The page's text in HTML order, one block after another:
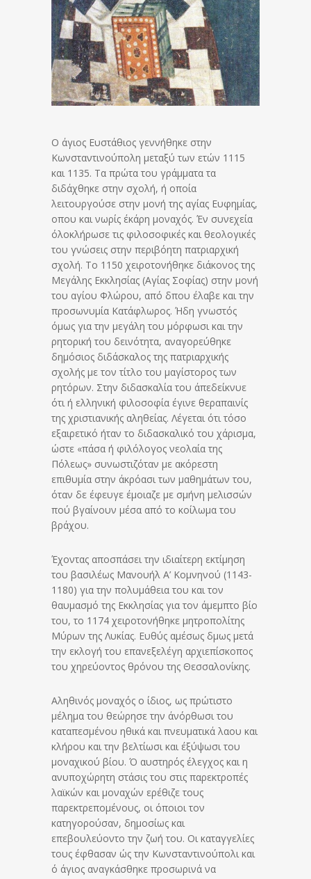
Ο άγιος Ευστάθιος γεννήθηκε στην
Κωνσταντινούπολη μεταξύ των ετών 1115
και 1135. Τα πρώτα του γράμματα τα
διδάχθηκε στην σχολή, ή οποία
λειτουργούσε στην μονή της αγίας Ευφημίας,
οπου και νωρίς έκάρη μοναχός. Έν συνεχεία
όλοκλήρωσε τις φιλοσοφικές και θεολογικές
του γνώσεις στην περιβόητη πατριαρχική
σχολή. Το 1150 χειροτονήθηκε διάκονος της
Μεγάλης Εκκλησίας (Αγίας Σοφίας) στην μονή
του αγίου Φλώρου, από δπου έλαβε και την
προσωνυμία Κατάφλωρος. Ήδη γνωστός
όμως για την μεγάλη του μόρφωσι και την
ρητορική του δεινότητα, αναγορεύθηκε
δημόσιος διδάσκαλος της πατριαρχικής
σχολής με τον τίτλο του μαγίστορος των
ρητόρων. Στην διδασκαλία του άπεδείκνυε
ότι ή ελληνική φιλοσοφία έγινε θεραπαινίς
της χριστιανικής αληθείας. Λέγεται ότι τόσο
εξαιρετικό ήταν το διδασκαλικό του χάρισμα,
ώστε «πάσα ή φιλόλογος νεολαία της
Πόλεως» συνωστιζόταν με ακόρεστη
επιθυμία στην άκρόασι των μαθημάτων του,
όταν δε έφευγε έμοιαζε με σμήνη μελισσών
πού βγαίνουν μέσα από το κοίλωμα του
βράχου.
Έχοντας αποσπάσει την ιδιαίτερη εκτίμηση
του βασιλέως Μανουήλ Α’ Κομνηνού (1143-
1180) για την πολυμάθεια του και τον
θαυμασμό της Εκκλησίας για τον άμεμπτο βίο
του, το 1174 χειροτονήθηκε μητροπολίτης
Μύρων της Λυκίας. Ευθύς αμέσως δμως μετά
την εκλογή του επανεξελέγη αρχιεπίσκοπος
του χηρεύοντος θρόνου της Θεσσαλονίκης.
Αληθινός μοναχός ο ίδιος, ως πρώτιστο
μέλημα του θεώρησε την άνόρθωσι του
καταπεσμένου ηθικά και πνευματικά λαου και
κλήρου και την βελτίωσι και έξύψωσι του
μοναχικού βίου. Ό αυστηρός έλεγχος και η
ανυποχώρητη στάσις του στις παρεκτροπές
λαϊκών και μοναχών ερέθιζε τους
παρεκτρεπομένους, οι όποιοι τον
κατηγορούσαν, δημοσίως και
επεβουλεύοντο την ζωή του. Οι καταγγελίες
τους έφθασαν ώς την Κωνσταντινούπολι και
ό άγιος αναγκάσθηκε προσωρινά να